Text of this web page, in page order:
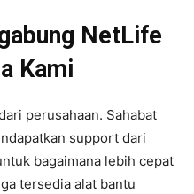
NetLife
Kami
perusahaan. Sahabat
support dari
bagaimana lebih cepat
tersedia alat bantu